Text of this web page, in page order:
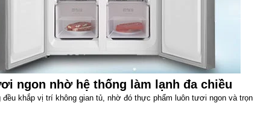
ngon nhờ hệ thống làm lạnh đa chiều
khắp vị trí không gian tủ, nhờ đó thực phẩm luôn tươi ngon và trọn